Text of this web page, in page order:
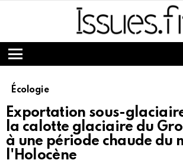
Menu
Écologie
Exportation sous-
la calotte glaciaire du
à une période chaude du
l'Holocène